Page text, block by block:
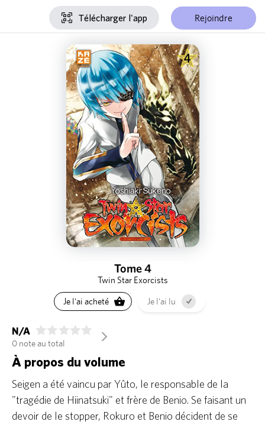
Télécharger l'app Rejoindre
Tome 4
Twin Star Exorcists
Je l'ai acheté Je l'ai lu
N/A
0 note au total
arrow_forward_ios
À propos du volume
Seigen a été vaincu par Yûto, le responsable de la
"tragédie de Hiinatsuki" et frère de Benio. Se faisant un
devoir de le stopper, Rokuro et Benio décident de se